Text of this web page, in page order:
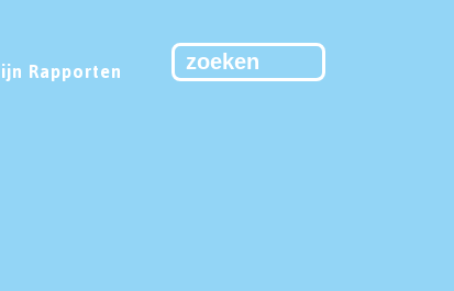
Rapporten